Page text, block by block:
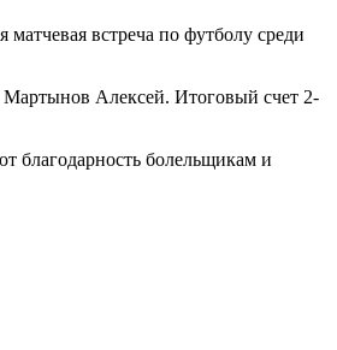
встреча по футболу среди
Алексей. Итоговый счет 2-
благодарность болельщикам и